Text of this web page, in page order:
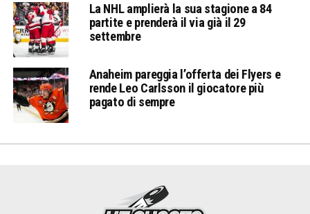
La NHL amplierà la sua stagione a 84
partite e prenderà il via già il 29
settembre
Anaheim pareggia l’offerta dei Flyers e
rende Leo Carlsson il giocatore più
pagato di sempre